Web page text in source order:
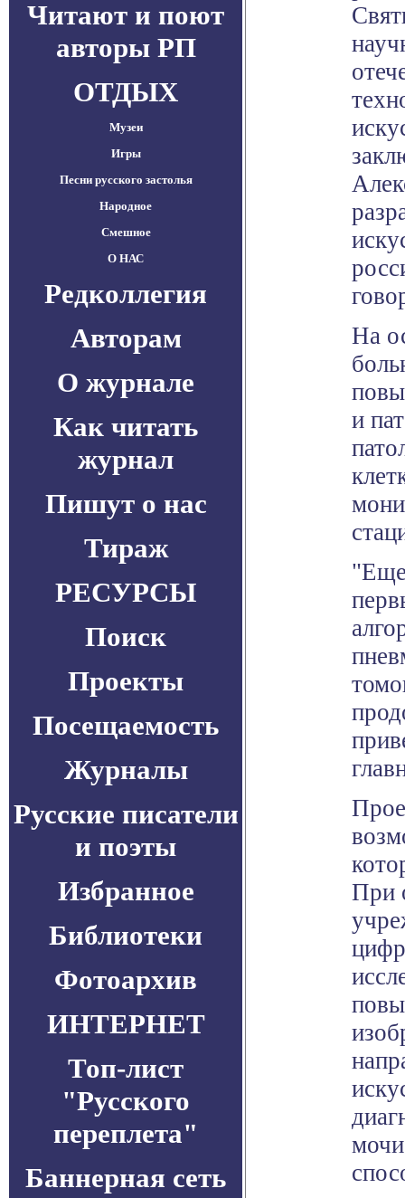
Читают и поют
авторы РП
ОТДЫХ
Музеи
Игры
Песни русского застолья
Народное
Смешное
О НАС
Редколлегия
Авторам
О журнале
Как читать
журнал
Пишут о нас
Тираж
РЕСУРСЫ
Поиск
Проекты
Посещаемость
Журналы
Русские писатели
и поэты
Избранное
Библиотеки
Фотоархив
ИНТЕРНЕТ
Топ-лист
"Русского
переплета"
Баннерная сеть
На
и
"Еще
При